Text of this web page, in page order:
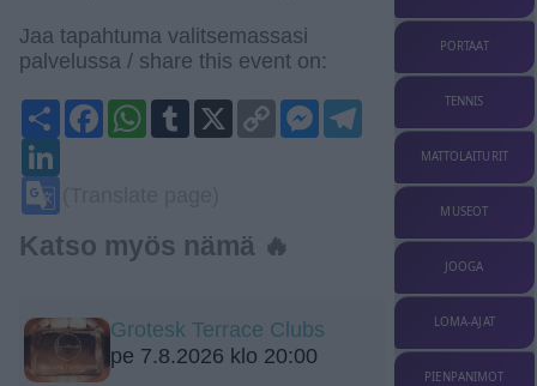
Jaa tapahtuma valitsemassasi
palvelussa / share this event on:
ShareFacebookWhatsApp
Tumblr
X
Copy
Link
MessengerTelegram
Katso myös nämä 🔥
Grotesk Terrace Clubs
pe 7.8.2026 klo 20:00
PORTAAT
TENNIS
MATTOLAITURIT
MUSEOT
JOOGA
LOMA-AJAT
PIENPANIMOT